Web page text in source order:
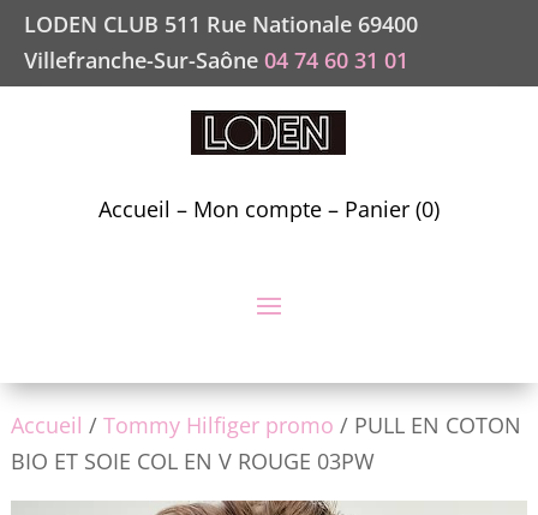
LODEN CLUB 511 Rue Nationale 69400
Villefranche-Sur-Saône 04 74 60 31 01
Accueil – Mon compte– Panier (0)
Accueil / Tommy Hilfiger promo / PULL EN COTON
BIO ET SOIE COL EN V ROUGE 03PW